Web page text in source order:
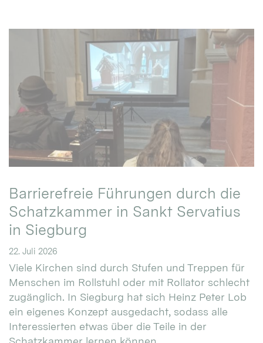
Barrierefreie Führungen durch die
Schatzkammer in Sankt Servatius
in Siegburg
22. Juli 2026
Viele Kirchen sind durch Stufen und Treppen für
Menschen im Rollstuhl oder mit Rollator schlecht
zugänglich. In Siegburg hat sich Heinz Peter Lob
ein eigenes Konzept ausgedacht, sodass alle
Interessierten etwas über die Teile in der